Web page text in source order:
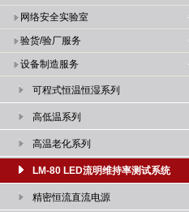
网络安全实验室
验货/验厂服务
设备制造服务
可程式恒温恒湿系列
高低温系列
高温老化系列
LM-80 LED流明维持率测试系统
精密恒流直流电源